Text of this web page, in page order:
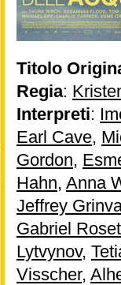
Titolo
Regia:
Interpreti:
Earl Cave,
Gordon,
Hahn, Anna
Jeffrey
Gabriel
Lytvynov,
Visscher,